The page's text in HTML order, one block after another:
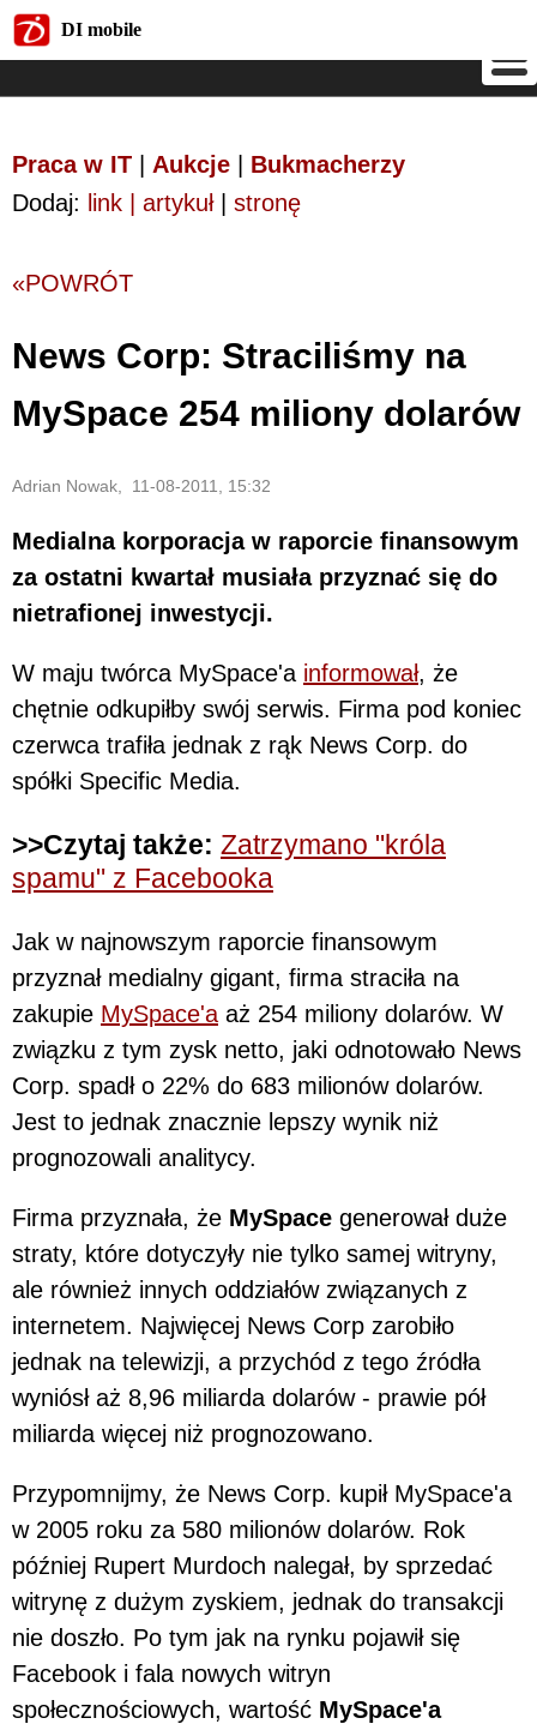
DI mobile
Praca w IT Aukcje
Bukmacherzy
Dodaj: link | artykuł| stronę
«POWRÓT
News Corp: Straciliśmy na
MySpace 254 miliony dolarów
Adrian Nowak, 11-08-2011, 15:32
Medialna korporacja w raporcie finansowym
za ostatni kwartał musiała przyznać się do
nietrafionej inwestycji.
W maju twórca MySpace'a informował, że
chętnie odkupiłby swój serwis. Firma pod koniec
czerwca trafiła jednak z rąk News Corp. do
spółki Specific Media.
>>Czytaj także: Zatrzymano "króla
spamu" z Facebooka
Jak w najnowszym raporcie finansowym
przyznał medialny gigant, firma straciła na
zakupie MySpace'a aż 254 miliony dolarów. W
związku z tym zysk netto, jaki odnotowało News
Corp. spadł o 22% do 683 milionów dolarów.
Jest to jednak znacznie lepszy wynik niż
prognozowali analitycy.
Firma przyznała, że MySpace generował duże
straty, które dotyczyły nie tylko samej witryny,
ale również innych oddziałów związanych z
internetem. Najwięcej News Corp zarobiło
jednak na telewizji, a przychód z tego źródła
wyniósł aż 8,96 miliarda dolarów - prawie pół
miliarda więcej niż prognozowano.
Przypomnijmy, że News Corp. kupił MySpace'a
w 2005 roku za 580 milionów dolarów. Rok
później Rupert Murdoch nalegał, by sprzedać
witrynę z dużym zyskiem, jednak do transakcji
nie doszło. Po tym jak na rynku pojawił się
Facebook i fala nowych witryn
społecznościowych, wartość MySpace'a
DI mobile